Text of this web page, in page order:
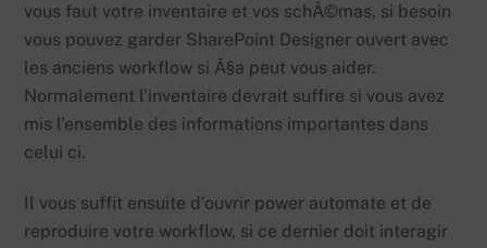
vous faut votre inventaire et vos schÃ©mas, si besoin
vous pouvez garder SharePoint Designer ouvert avec
les anciens workflow si Ã§a peut vous aider.
Normalement l’inventaire devrait suffire si vous avez
mis l’ensemble des informations importantes dans
celui ci.
Il vous suffit ensuite d’ouvrir power automate et de
reproduire votre workflow, si ce dernier doit interagir